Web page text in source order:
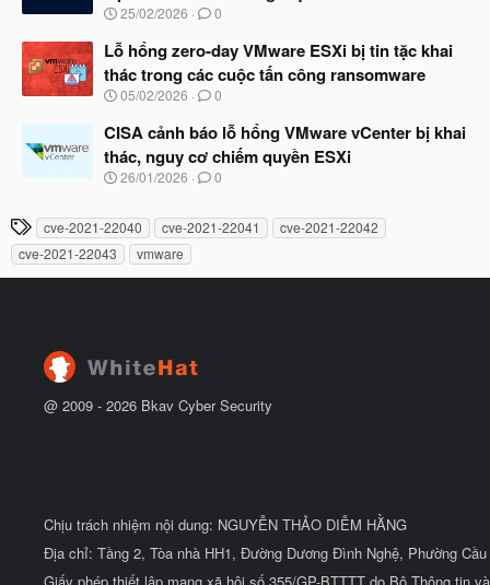
u
ắ
đ
ầ
u
N
à
b
ắ
đ
ầ
u
25/02/2026 0
Lỗ hổng zero-day VMware ESXi bị tin tặc khai
thác trong các cuộc tấn công ransomware
N
à
b
ắ
đ
ầ
u
05/02/2026 0
CISA cảnh báo lỗ hổng VMware vCenter bị khai
thác, nguy cơ chiếm quyền ESXi
N
y
b
ắ
t
26/01/2026 0
T
h
ẻ
cve-2021-22040 cve-2021-22041
cve-2021-22042
cve-2021-22043
vmware
@ 2009 - 2026 Bkav Cyber Security
Chịu trách nhiệm nội dung: NGUYỄN THẢO DIỄM HẰNG
Địa chỉ: Tầng 2, Tòa nhà HH1, Đường Dương Đình Nghệ, Phường